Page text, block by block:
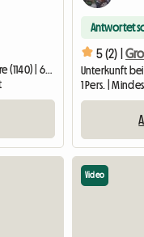
Unterkunft beim Gastgeber | Evere (1140) | 65 M2
Antwortet
5 (2) |
1 Pers. |
Video